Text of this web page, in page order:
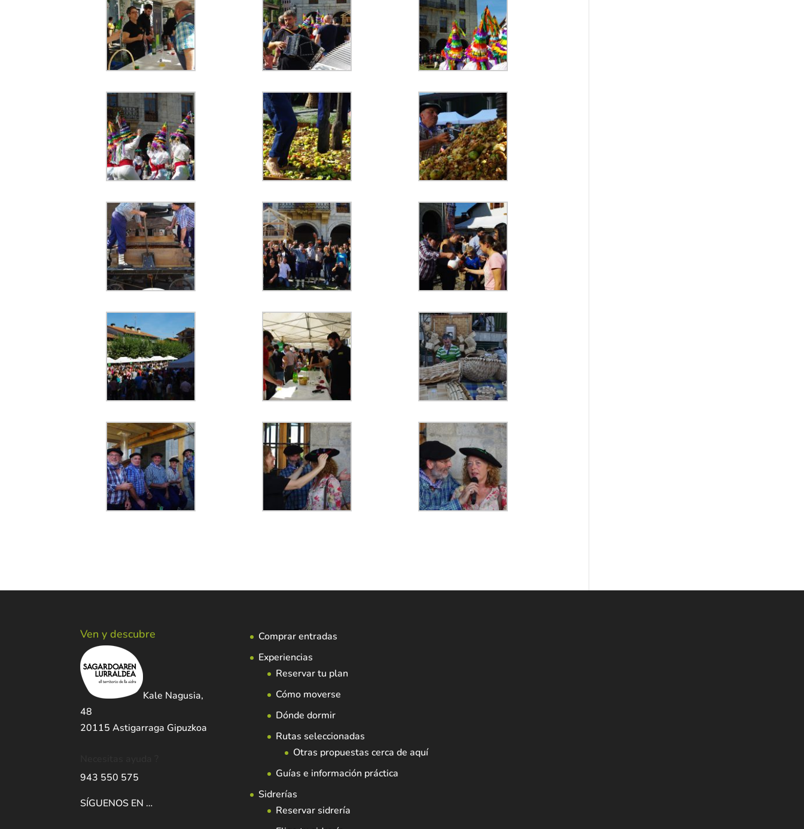
Ven y descubre
Kale Nagusia,
48
20115 Astigarraga Gipuzkoa
943 550 575
SÍGUENOS EN …
Comprar entradas
Experiencias
Reservar tu plan
Cómo moverse
Dónde dormir
Rutas seleccionadas
Otras propuestas cerca de aquí
Guías e información práctica
Sidrerías
Reservar sidrería